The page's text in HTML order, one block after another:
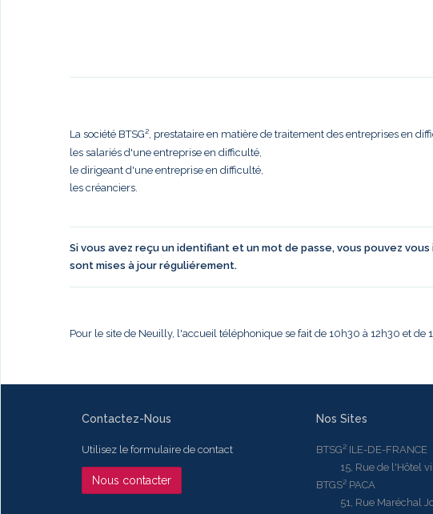
La société BTSG², prestataire en matière de traitement des entreprises en
les salariés d'une entreprise en difficulté,
le dirigeant d'une entreprise en difficulté,
les créanciers.
Si vous avez reçu un identifiant et un mot de passe, vous pouvez
sont mises à jour réguliérement.
Pour le site de Neuilly, l'accueil téléphonique se fait de 10h30 à 12h30 et de
Contactez-Nous
Utilisez le formulaire de contact
Nous contacter
Nos Sites
BTSG² ILE-DE-FRANCE
15, Rue de l'Hôtel
BTGS² PACA
51, Rue Maréchal